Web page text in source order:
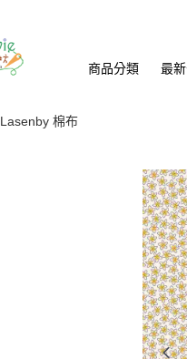
商品分類 最
Lasenby 棉布